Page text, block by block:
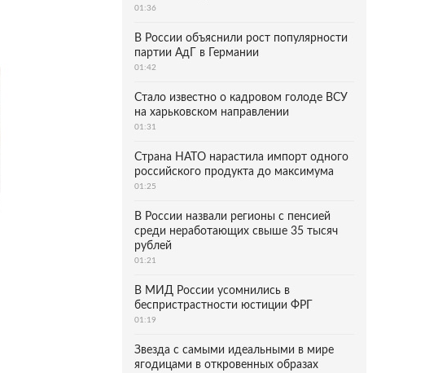
01:36
В России объяснили рост популярности
партии АдГ в Германии
01:42
Стало известно о кадровом голоде ВСУ
на харьковском направлении
01:31
Страна НАТО нарастила импорт одного
российского продукта до максимума
01:25
В России назвали регионы с пенсией
среди неработающих свыше 35 тысяч
рублей
01:21
В МИД России усомнились в
беспристрастности юстиции ФРГ
01:19
Звезда с самыми идеальными в мире
ягодицами в откровенных образах